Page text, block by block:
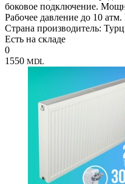
боковое подключение.
Рабочее давление до 10
Страна производитель:
Есть на складе
0
1550 MDL